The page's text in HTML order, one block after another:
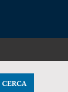
CERCA